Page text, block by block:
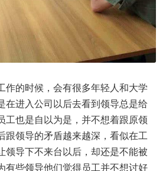
作的时候，会有很多年轻人和大学
在进入公司以后去看到领导总是给
工也是自以为是，并不想着跟原领
跟领导的矛盾越来越深，看似在工
领导下不来台以后，却还是不能被
有些领导他们觉得员工并不想讨好